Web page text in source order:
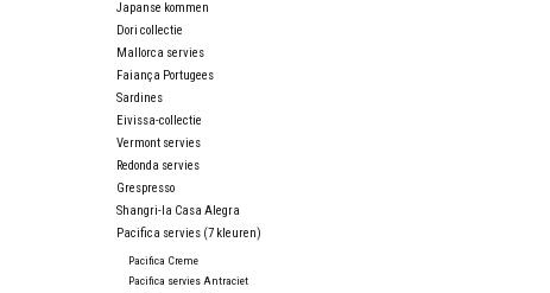
Japanse kommen
Dori collectie
Mallorca servies
Faiança Portugees
Sardines
Eivissa-collectie
Vermont servies
Redonda servies
Grespresso
Shangri-la Casa Alegra
Pacifica servies (7 kleuren)
Pacifica Creme
Pacifica servies Antraciet